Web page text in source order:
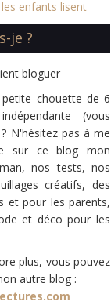
je ?
chouette de 6
(vous
N'hésitez pas à me
sur ce blog mon
nos tests, nos
créatifs, des
et pour les parents,
et déco pour les
plus, vous pouvez
autre blog :